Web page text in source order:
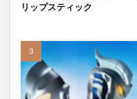
リップスティック